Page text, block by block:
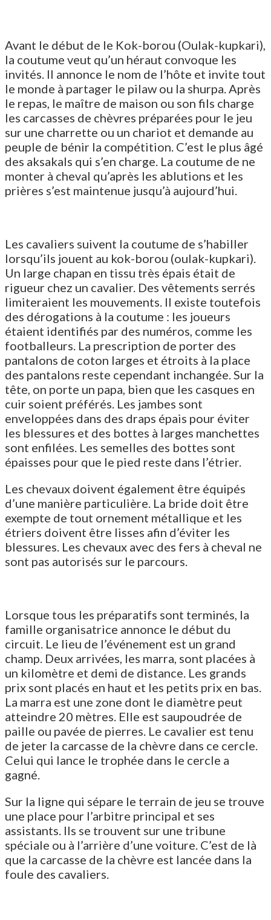
Avant le début de le Kok-borou (Oulak-kupkari),
la coutume veut qu’un héraut convoque les
invités. Il annonce le nom de l’hôte et invite tout
le monde à partager le pilaw ou la shurpa. Après
le repas, le maître de maison ou son fils charge
les carcasses de chèvres préparées pour le jeu
sur une charrette ou un chariot et demande au
peuple de bénir la compétition. C’est le plus âgé
des aksakals qui s’en charge. La coutume de ne
monter à cheval qu’après les ablutions et les
prières s’est maintenue jusqu’à aujourd’hui.
Les cavaliers suivent la coutume de s’habiller
lorsqu’ils jouent au kok-borou (oulak-kupkari).
Un large chapan en tissu très épais était de
rigueur chez un cavalier. Des vêtements serrés
limiteraient les mouvements. Il existe toutefois
des dérogations à la coutume : les joueurs
étaient identifiés par des numéros, comme les
footballeurs. La prescription de porter des
pantalons de coton larges et étroits à la place
des pantalons reste cependant inchangée. Sur la
tête, on porte un papa, bien que les casques en
cuir soient préférés. Les jambes sont
enveloppées dans des draps épais pour éviter
les blessures et des bottes à larges manchettes
sont enfilées. Les semelles des bottes sont
épaisses pour que le pied reste dans l’étrier.
Les chevaux doivent également être équipés
d’une manière particulière. La bride doit être
exempte de tout ornement métallique et les
étriers doivent être lisses afin d’éviter les
blessures. Les chevaux avec des fers à cheval ne
sont pas autorisés sur le parcours.
Lorsque tous les préparatifs sont terminés, la
famille organisatrice annonce le début du
circuit. Le lieu de l’événement est un grand
champ. Deux arrivées, les marra, sont placées à
un kilomètre et demi de distance. Les grands
prix sont placés en haut et les petits prix en bas.
La marra est une zone dont le diamètre peut
atteindre 20 mètres. Elle est saupoudrée de
paille ou pavée de pierres. Le cavalier est tenu
de jeter la carcasse de la chèvre dans ce cercle.
Celui qui lance le trophée dans le cercle a
gagné.
Sur la ligne qui sépare le terrain de jeu se trouve
une place pour l’arbitre principal et ses
assistants. Ils se trouvent sur une tribune
spéciale ou à l’arrière d’une voiture. C’est de là
que la carcasse de la chèvre est lancée dans la
foule des cavaliers.